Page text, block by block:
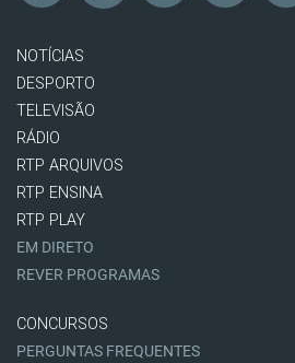
NOTÍCIAS
DESPORTO
TELEVISÃO
RÁDIO
RTP ARQUIVOS
RTP ENSINA
RTP PLAY
EM DIRETO
REVER PROGRAMAS
CONCURSOS
PERGUNTAS FREQUENTES